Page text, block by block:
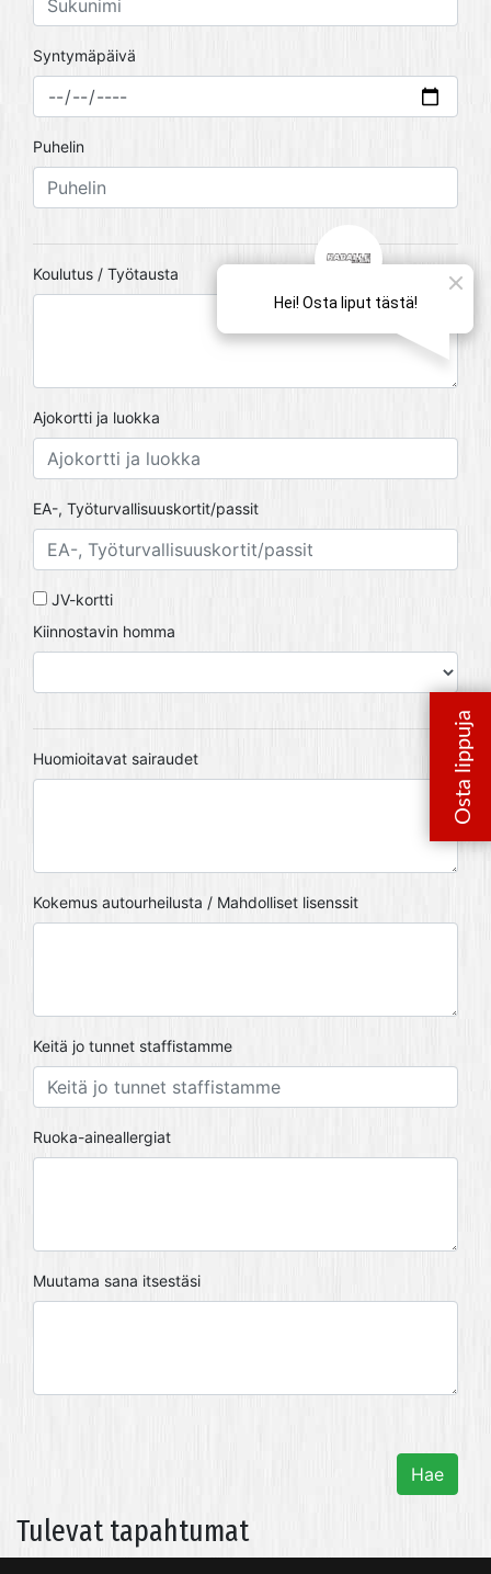
Syntymäpäivä
Puhelin
Koulutus / Työtausta
Ajokortti ja luokka
EA-, Työturvallisuuskortit/passit
JV-kortti
Kiinnostavin homma
Huomioitavat sairaudet
Kokemus autourheilusta / Mahdolliset lisenssit
Keitä jo tunnet staffistamme
Ruoka-aineallergiat
Muutama sana itsestäsi
Tulevat tapahtumat